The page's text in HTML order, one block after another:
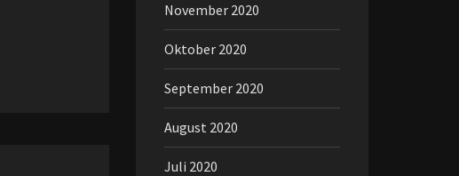
November 2020
Oktober 2020
September 2020
August 2020
Juli 2020